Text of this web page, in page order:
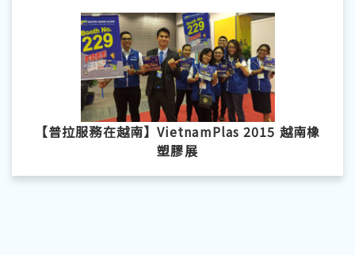
【普拉服務在越南】VietnamPlas 2015 越南橡
塑膠展